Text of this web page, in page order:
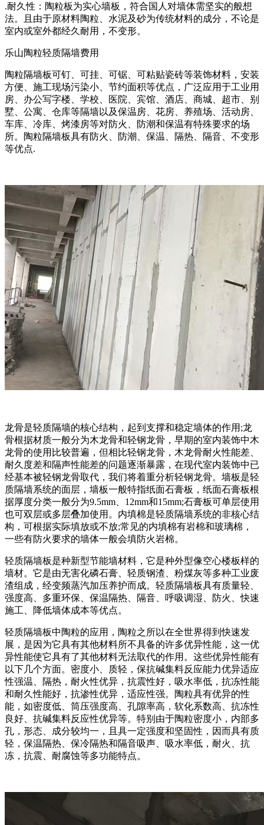
.耐久性：陶粒板为实心墙板，符合国人对墙体需坚实的般想
法。且由于原材料陶粒、水泥及砂为传统材料的成分，不论是
室内或室外都经久耐用，不变形。
乐山陶粒轻质隔墙费用
陶粒隔墙板可钉、可挂、可锯、可粘贴瓷砖等装饰材料，安装
方便、施工现场污染小、节约面积等优点，广泛应用于工业用
房、办公写字楼、学校、医院、宾馆、酒店、商城、超市、别
墅、公寓、仓库等隔墙以及保温房、花房、养殖场、活动房、
车库、冷库、烤漆房等对防火、防潮和保温有特殊要求的场
所。陶粒隔墙板具有防火、防潮、保温、隔热、隔音、不变形
等优点.
龙骨是轻质隔墙的核心结构，起到支撑和稳定墙体的作用;龙
骨根据材质一般分为木龙骨和轻钢龙骨，早期的室内装饰中木
龙骨的使用比较普遍，但相比轻钢龙骨，木龙骨耐火性能差、
耐久度差和隔声性能差的问题逐渐暴露，在现代室内装饰中已
经基本被轻钢龙骨取代，我们将着重分析轻钢龙骨。墙板是轻
质隔墙系统的面层，墙板一般特指纸面石膏板，纸面石膏板根
据厚度分类一般分为9.5mm、12mm和15mm;石膏板可单层使用
也可双层或多层叠加使用。内填棉是轻质隔墙系统的非核心结
构，可根据实际填放或不放;常见的内填棉有岩棉和玻璃棉，
一些有防火要求的墙体一般会填防火岩棉。
轻质隔墙板是种新型节能墙材料，它是种外型像空心楼板样的
墙材。它是由无害化磷石膏、轻质钢渣、粉煤灰等多种工业废
渣组成，经变频蒸汽加压养护而成。轻质隔墙板具有质量轻、
强度高、多重环保、保温隔热、隔音、呼吸调湿、防火、快速
施工、降低墙体成本等优点。
轻质隔墙板中陶粒的应用，陶粒之所以在全世界得到快速发
展，是因为它具有其他材料所不具备的许多优异性能，这一优
异性能使它具有了其他材料无法取代的作用。这些优异性能有
以下几个方面。密度小、质轻，保抗碱集料反应能力优异适应
性强温、隔热，耐火性优异，抗震性好，吸水率低，抗冻性能
和耐久性能好，抗渗性优异，适应性强。陶粒具有优异的性
能，如密度低、筒压强度高、孔隙率高，软化系数高、抗冻性
良好、抗碱集料反应性优异等。特别由于陶粒密度小，内部多
孔，形态、成分较均一，且具一定强度和坚固性，因而具有质
轻，保温隔热、保冷隔热和隔音吸声、吸水率低，耐火、抗
冻，抗震、耐腐蚀等多功能特点。